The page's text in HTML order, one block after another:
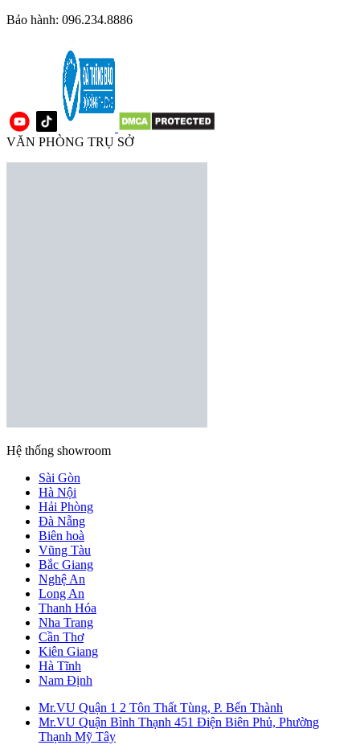
Bảo hành: 096.234.8886
VĂN PHÒNG TRỤ SỞ
Hệ thống showroom
Sài Gòn
Hà Nội
Hải Phòng
Đà Nẵng
Biên hoà
Vũng Tàu
Bắc Giang
Nghệ An
Long An
Thanh Hóa
Nha Trang
Cần Thơ
Kiên Giang
Hà Tĩnh
Nam Định
Mr.VU Quận 1 2 Tôn Thất Tùng, P. Bến Thành
Mr.VU Quận Bình Thạnh 451 Điện Biên Phủ, Phường
Thạnh Mỹ Tây